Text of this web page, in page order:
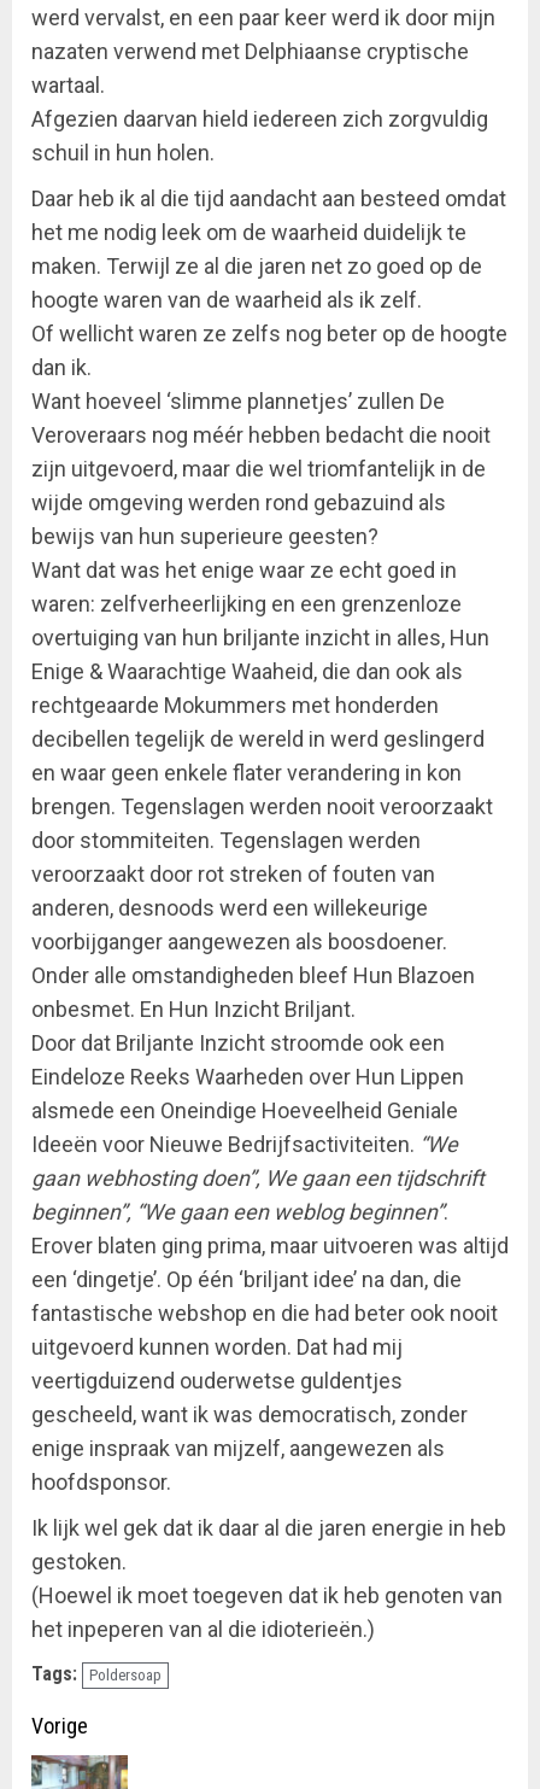
werd vervalst, en een paar keer werd ik door mijn
nazaten verwend met Delphiaanse cryptische
wartaal.
Afgezien daarvan hield iedereen zich zorgvuldig
schuil in hun holen.
Daar heb ik al die tijd aandacht aan besteed omdat
het me nodig leek om de waarheid duidelijk te
maken. Terwijl ze al die jaren net zo goed op de
hoogte waren van de waarheid als ik zelf.
Of wellicht waren ze zelfs nog beter op de hoogte
dan ik.
Want hoeveel ‘slimme plannetjes’ zullen De
Veroveraars nog méér hebben bedacht die nooit
zijn uitgevoerd, maar die wel triomfantelijk in de
wijde omgeving werden rond gebazuind als
bewijs van hun superieure geesten?
Want dat was het enige waar ze echt goed in
waren: zelfverheerlijking en een grenzenloze
overtuiging van hun briljante inzicht in alles, Hun
Enige & Waarachtige Waaheid, die dan ook als
rechtgeaarde Mokummers met honderden
decibellen tegelijk de wereld in werd geslingerd
en waar geen enkele flater verandering in kon
brengen. Tegenslagen werden nooit veroorzaakt
door stommiteiten. Tegenslagen werden
veroorzaakt door rot streken of fouten van
anderen, desnoods werd een willekeurige
voorbijganger aangewezen als boosdoener.
Onder alle omstandigheden bleef Hun Blazoen
onbesmet. En Hun Inzicht Briljant.
Door dat Briljante Inzicht stroomde ook een
Eindeloze Reeks Waarheden over Hun Lippen
alsmede een Oneindige Hoeveelheid Geniale
Ideeën voor Nieuwe Bedrijfsactiviteiten. “We
gaan webhosting doen”, We gaan een tijdschrift
beginnen”, “We gaan een weblog beginnen”.
Erover blaten ging prima, maar uitvoeren was altijd
een ‘dingetje’. Op één ‘briljant idee’ na dan, die
fantastische webshop en die had beter ook nooit
uitgevoerd kunnen worden. Dat had mij
veertigduizend ouderwetse guldentjes
gescheeld, want ik was democratisch, zonder
enige inspraak van mijzelf, aangewezen als
hoofdsponsor.
Ik lijk wel gek dat ik daar al die jaren energie in heb
gestoken.
(Hoewel ik moet toegeven dat ik heb genoten van
het inpeperen van al die idioterieën.)
Tags: Poldersoap
Doorgaan
met
Vorige